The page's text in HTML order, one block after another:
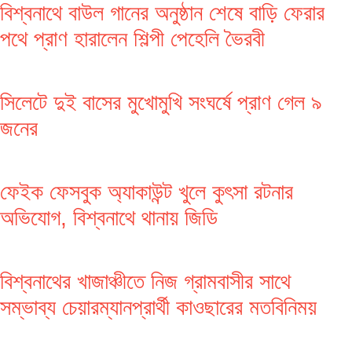
বিশ্বনাথে বাউল গানের অনুষ্ঠান শেষে বাড়ি ফেরার
পথে প্রাণ হারালেন শিল্পী পেহেলি ভৈরবী
সিলেটে দুই বাসের মুখোমুখি সংঘর্ষে প্রাণ গেল ৯
জনের
ফেইক ফেসবুক অ্যাকাউন্ট খুলে কুৎসা রটনার
অভিযোগ, বিশ্বনাথে থানায় জিডি
বিশ্বনাথের খাজাঞ্চীতে নিজ গ্রামবাসীর সাথে
সম্ভাব্য চেয়ারম্যানপ্রার্থী কাওছারের মতবিনিময়